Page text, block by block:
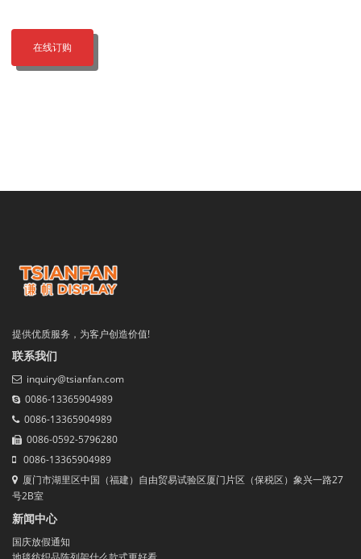
在线订购
提供优质服务，为客户创造价值!
联系我们
inquiry@tsianfan.com
0086-13365904989
0086-13365904989
0086-0592-5796280
0086-13365904989
厦门市湖里区中国（福建）自由贸易试验区厦门片区（保税区）象兴一路27
号2B室
新闻中心
国庆放假通知